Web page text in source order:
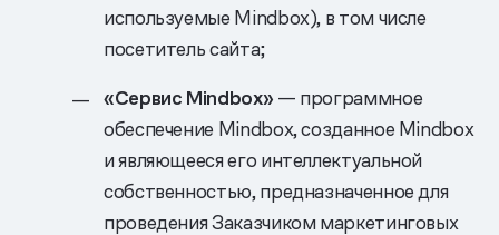
используемые Mindbox), в том числе
посетитель сайта;
«Сервис Mindbox» — программное
обеспечение Mindbox, созданное Mindbox
и являющееся его интеллектуальной
собственностью, предназначенное для
проведения Заказчиком маркетинговых